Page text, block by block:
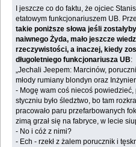
I jeszcze co do faktu, że ojciec
etatowym ‎funkcjonariuszem UB.
takie poniższe słowa jeśli
naiwnego Żyda, mało jeszcze
‎rzeczywistości, a inaczej, kiedy
długoletniego funkcjonariusza ‎UB:‎
‎„Jechali Jeepem: Marcinów,
młody rumiany blondyn oraz
- Mogę wam coś niecoś
styczniu było śledztwo, bo tam
‎pracowało paru przefarbowanych
zimą grzał się na fabryce, ‎w lecie
‎- No i cóż z nimi?‎
‎- Ech - rzekł z żalem porucznik i